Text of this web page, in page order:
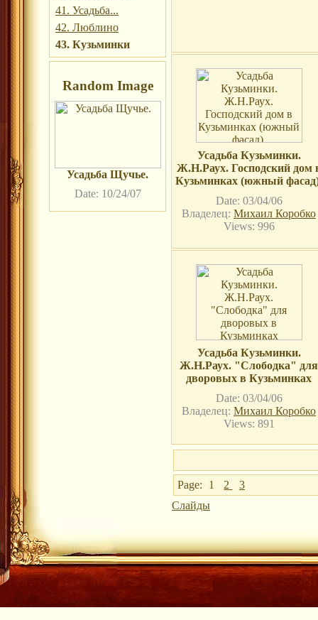
41. Усадьба...
42. Люблино
43. Кузьминки
Random Image
Усадьба Щучье.
Date: 10/24/07
Усадьба Кузьминки.
Ж.Н.Раух. Господский дом
Кузьминках (южный
Date: 03/04/06
Владелец: Михаил Коробко
Views: 996
Усадьба Кузьминки.
Ж.Н.Раух. "Слободка" для
дворовых в Кузьминках
Date: 03/04/06
Владелец: Михаил Коробко
Views: 891
Page: 1 2
3
Слайды